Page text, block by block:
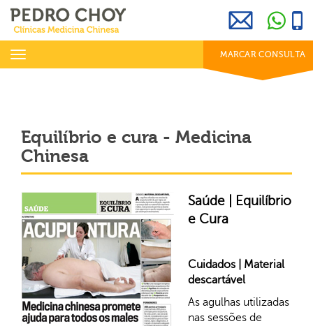
info@clinicaspedrochoy.com 969 800 001
dias úteis das 8h às 20h
Toggle
MARCAR CONSULTA
Equilíbrio e cura - Medicina
Chinesa
Saúde | Equilíbrio
e Cura
Cuidados | Material
descartável
As agulhas utilizadas
nas sessões de